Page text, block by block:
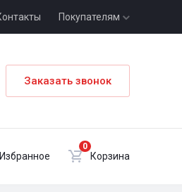
Покупателям
Заказать звонок
Избранное
0
Корзина